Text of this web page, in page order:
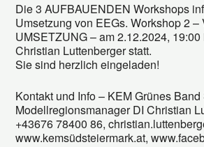
Die 3 AUFBAUENDEN Workshops
Umsetzung von EEGs. Workshop 2
UMSETZUNG – am 2.12.2024,
Christian Luttenberger statt.
Sie sind herzlich eingeladen!
Kontakt und Info – KEM Grünes
Modellregionsmanager DI Christian
+43676 78400 86,
www.kemsüdsteiermark.at,